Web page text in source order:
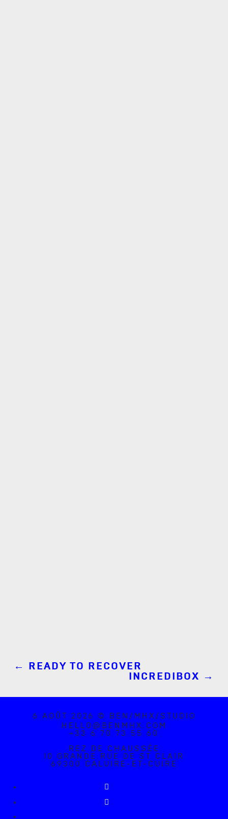
← READY TO RECOVER
INCREDIBOX →
6 AOÛT 2026 © BEN/MHX/STUDIO
HELLO@BENMHX.COM
+33 6 70 73 55 60
REZ DE CHAUSSÉE
10 GRANDE RUE DE ST CLAIR
69300 CALUIRE-ET-CUIRE